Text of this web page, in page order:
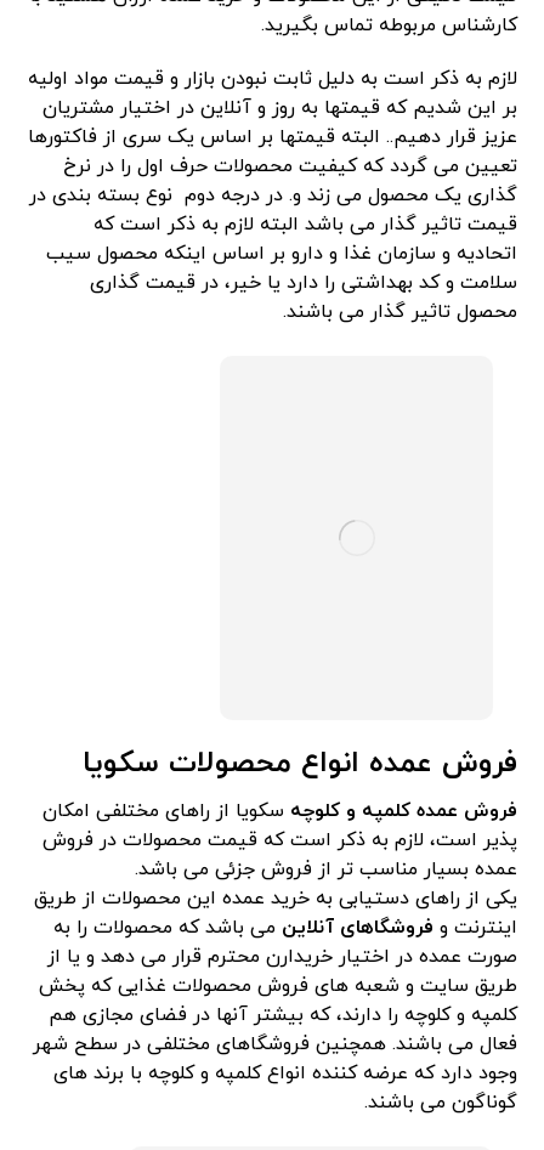
کارشناس مربوطه تماس بگیرید.
لازم به ذکر است به دلیل ثابت نبودن بازار و قیمت مواد اولیه
بر این شدیم که قیمتها به روز و آنلاین در اختیار مشتریان
عزیز قرار دهیم.. البته قیمتها بر اساس یک سری از فاکتورها
تعیین می گردد که کیفیت محصولات حرف اول را در نرخ
گذاری یک محصول می زند و. در درجه دوم نوع بسته بندی در
قیمت تاثیر گذار می باشد البته لازم به ذکر است که
اتحادیه و سازمان غذا و دارو بر اساس اینکه محصول سیب
سلامت و کد بهداشتی را دارد یا خیر، در قیمت گذاری
محصول تاثیر گذار می باشند.
فروش عمده انواع محصولات سکویا
فروش عمده کلمپه و کلوچه سکویا از راهای مختلفی امکان
پذیر است، لازم به ذکر است که قیمت محصولات در فروش
عمده بسیار مناسب تر از فروش جزئی می باشد.
یکی از راهای دستیابی به خرید عمده این محصولات از طریق
اینترنت و فروشگاهای آنلاین می باشد که محصولات را به
صورت عمده در اختیار خریدارن محترم قرار می دهد و یا از
طریق سایت و شعبه های فروش محصولات غذایی که پخش
کلمپه و کلوچه را دارند، که بیشتر آنها در فضای مجازی هم
فعال می باشند. همچنین فروشگاهای مختلفی در سطح شهر
وجود دارد که عرضه کننده انواع کلمپه و کلوچه با برند های
گوناگون می باشند.